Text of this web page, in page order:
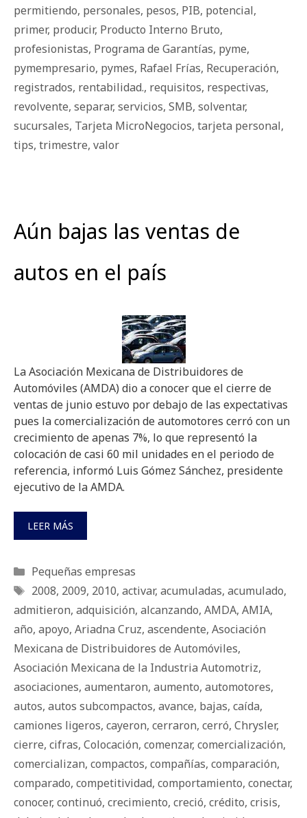
permitiendo, personales, pesos, PIB, potencial,
primer, producir, Producto Interno Bruto,
profesionistas, Programa de Garantías, pyme,
pymempresario, pymes, Rafael Frías, Recuperación,
registrados, rentabilidad., requisitos, respectivas,
revolvente, separar, servicios, SMB, solventar,
sucursales, Tarjeta MicroNegocios, tarjeta personal,
tips, trimestre, valor
Aún bajas las ventas de
autos en el país
La Asociación Mexicana de Distribuidores de
Automóviles (AMDA) dio a conocer que el cierre de
ventas de junio estuvo por debajo de las expectativas
pues la comercialización de automotores cerró con un
crecimiento de apenas 7%, lo que representó la
colocación de casi 60 mil unidades en el periodo de
referencia, informó Luis Gómez Sánchez, presidente
ejecutivo de la AMDA.
LEER MÁS
Categorías
Pequeñas empresas
Etiquetas
2008, 2009, 2010, activar, acumuladas, acumulado,
admitieron, adquisición, alcanzando, AMDA, AMIA,
año, apoyo, Ariadna Cruz, ascendente, Asociación
Mexicana de Distribuidores de Automóviles,
Asociación Mexicana de la Industria Automotriz,
asociaciones, aumentaron, aumento, automotores,
autos, autos subcompactos, avance, bajas, caída,
camiones ligeros, cayeron, cerraron, cerró, Chrysler,
cierre, cifras, Colocación, comenzar, comercialización,
comercializan, compactos, compañías, comparación,
comparado, competitividad, comportamiento, conectar,
conocer, continuó, crecimiento, creció, crédito, crisis,